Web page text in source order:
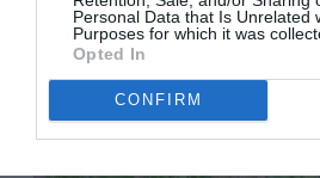
Personal Data that Is Unrelated
Purposes for which it was
Opted In
CONFIRM